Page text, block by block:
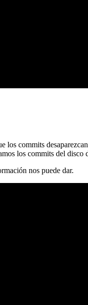
los commits
los commits del disco
nos puede dar.